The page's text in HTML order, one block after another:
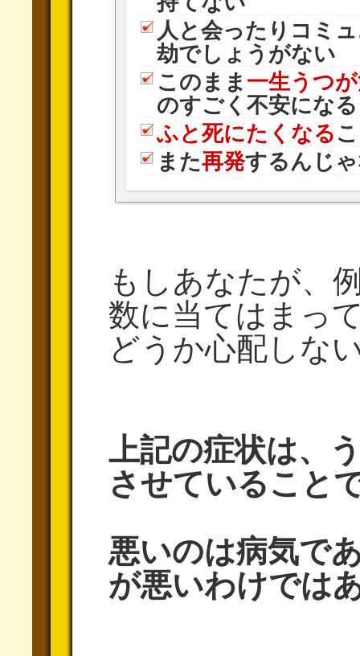
人と会ったりコミ
劫でしょうがない
このまま 一生うつ
のすごく不安になる
ふと死にたくなる
また再発するんじ
もしあなたが、
数に当てはまっ
どうか心配しな
上記の症状は、
させていること
悪いのは病気で
が悪いわけでは